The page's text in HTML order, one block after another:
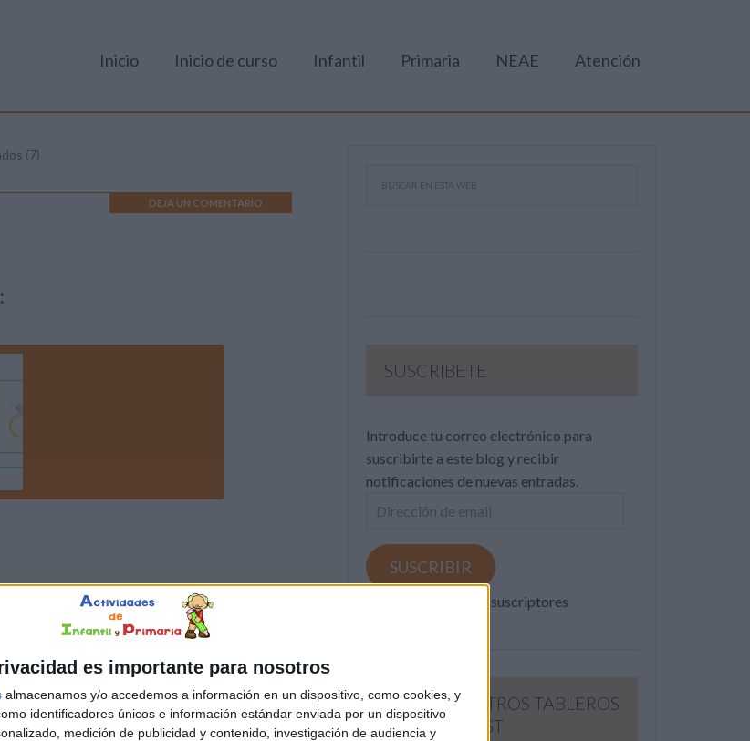
es importante para nosotros
almacenamos y/o accedemos a información en un dispositivo, como cookies, y
identificadores únicos e información estándar enviada por un dispositivo
medición de publicidad y contenido, investigación de audiencia y
Inicio Inicio de curso Infantil Primaria NEAE Atención
(7)
DEJA UN COMENTARIO
SUSCRIBETE
Introduce tu correo electrónico para
suscribirte a este blog y recibir
notificaciones de nuevas entradas.
Dirección
email
SUSCRIBIR
Únete a otros 371K suscriptores
SIGUE NUESTROS TABLEROS
EN PINTEREST